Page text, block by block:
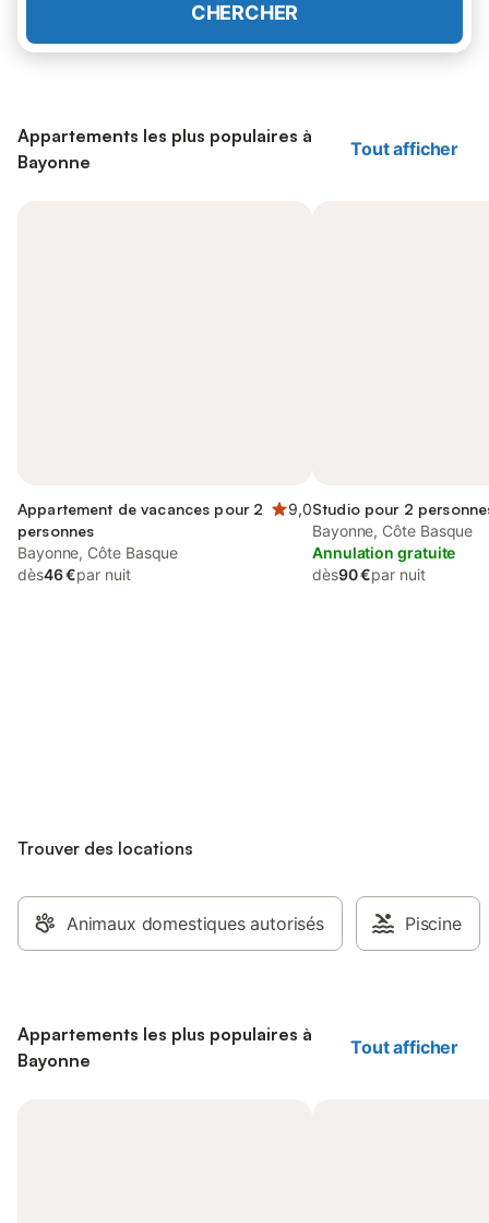
CHERCHER
Appartements les plus populaires à
Bayonne
Tout afficher
Appartement de vacances pour 2
personnes
9,0
Bayonne, Côte Basque
dès46 €par nuit
Studio pour 2
Bayonne, Côte Basque
Annulation gratuite
dès90 €par nuit
Trouver des locations
Animaux domestiques autorisés Piscine
Appartements les plus populaires à
Bayonne
Tout afficher